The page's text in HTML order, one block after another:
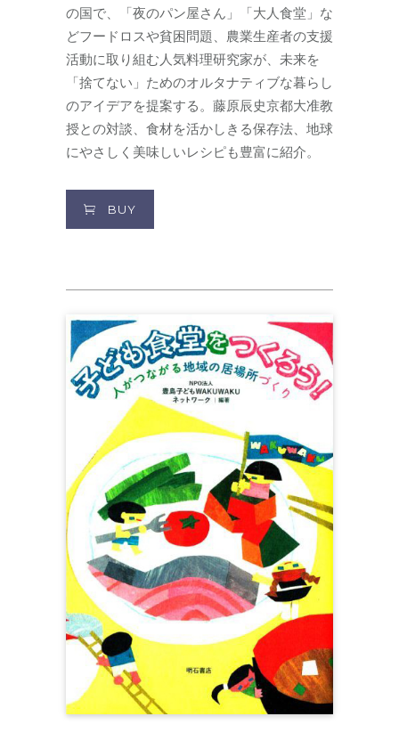
の国で、「夜のパン屋さん」「大人食堂」な
どフードロスや貧困問題、農業生産者の支援
活動に取り組む人気料理研究家が、未来を
「捨てない」ためのオルタナティブな暮らし
のアイデアを提案する。藤原辰史京都大准教
授との対談、食材を活かしきる保存法、地球
にやさしく美味しいレシピも豊富に紹介。
BUY